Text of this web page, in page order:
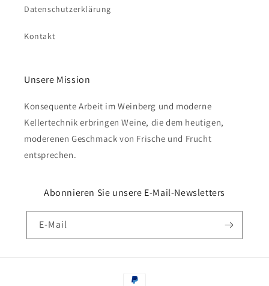
Datenschutzerklärung
Kontakt
Unsere Mission
Konsequente Arbeit im Weinberg und moderne
Kellertechnik erbringen Weine, die dem heutigen,
moderenen Geschmack von Frische und Frucht
entsprechen.
Abonnieren Sie unsere E-Mail-Newsletters
E-Mail
Zahlungsmethoden